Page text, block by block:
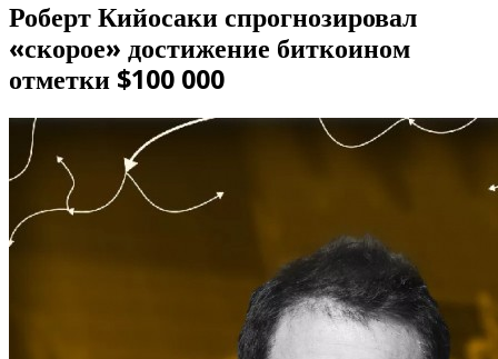
Роберт Кийосаки спрогнозировал
«скорое» достижение биткоином
отметки $100 000